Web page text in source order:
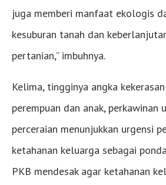
juga memberi manfaat ekologis
kesuburan tanah dan
pertanian,” imbuhnya.
Kelima, tingginya angka
perempuan dan anak, perkawinan
perceraian menunjukkan urgensi
ketahanan keluarga sebagai
PKB mendesak agar ketahanan